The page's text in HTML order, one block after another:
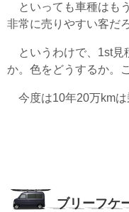
といっても車種はも
非常に売りやすい客だ
というわけで、1st見
か。色をどうするか。
今度は10年20万kmは
ブリーフケ